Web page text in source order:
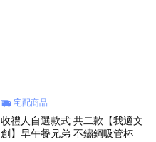
宅配商品
收禮人自選款式 共二款【我適文
創】早午餐兄弟 不鏽鋼吸管杯